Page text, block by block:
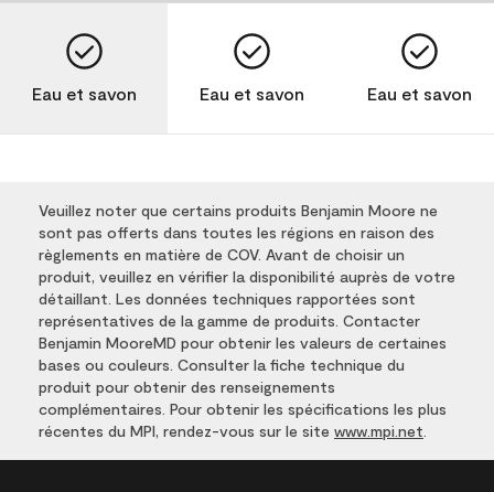
Eau et savon Eau et savon Eau et savon
Veuillez noter que certains produits Benjamin Moore ne
sont pas offerts dans toutes les régions en raison des
règlements en matière de COV. Avant de choisir un
produit, veuillez en vérifier la disponibilité auprès de votre
détaillant. Les données techniques rapportées sont
représentatives de la gamme de produits. Contacter
Benjamin MooreMD pour obtenir les valeurs de certaines
bases ou couleurs. Consulter la fiche technique du
produit pour obtenir des renseignements
complémentaires. Pour obtenir les spécifications les plus
récentes du MPI, rendez-vous sur le site www.mpi.net